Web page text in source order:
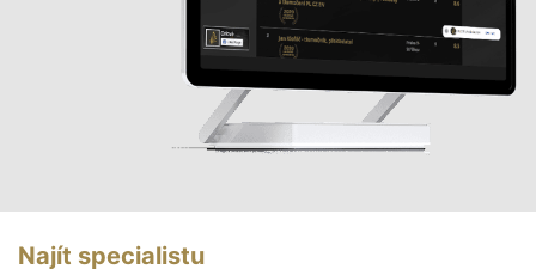
Najít specialistu